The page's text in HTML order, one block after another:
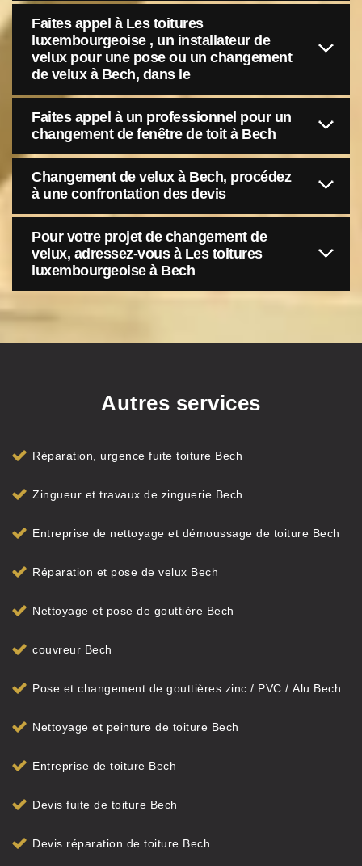
Faites appel à Les toitures
luxembourgeoise , un installateur de
velux pour une pose ou un changement
de velux à Bech, dans le
Faites appel à un professionnel pour un
changement de fenêtre de toit à Bech
Changement de velux à Bech, procédez
à une confrontation des devis
Pour votre projet de changement de
velux, adressez-vous à Les toitures
luxembourgeoise à Bech
Autres services
Réparation, urgence fuite toiture Bech
Zingueur et travaux de zinguerie Bech
Entreprise de nettoyage et démoussage de toiture Bech
Réparation et pose de velux Bech
Nettoyage et pose de gouttière Bech
couvreur Bech
Pose et changement de gouttières zinc / PVC / Alu Bech
Nettoyage et peinture de toiture Bech
Entreprise de toiture Bech
Devis fuite de toiture Bech
Devis réparation de toiture Bech